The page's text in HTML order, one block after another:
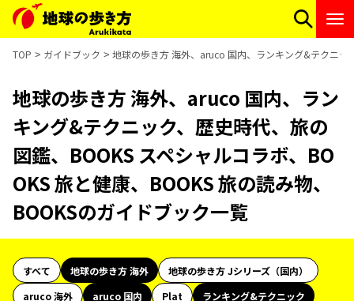
TOP ガイドブック 地球の歩き方 海外、aruco 国内、ランキング&テクニッ
地球の歩き方 海外、aruco 国内、ラン
キング&テクニック、歴史時代、旅の
図鑑、BOOKS スペシャルコラボ、BO
OKS 旅と健康、BOOKS 旅の読み物、
BOOKSのガイドブック一覧
すべて 地球の歩き方 海外
地球の歩き方 Jシリーズ（国内）
aruco 海外
aruco 国内 Plat
ランキング&テクニック